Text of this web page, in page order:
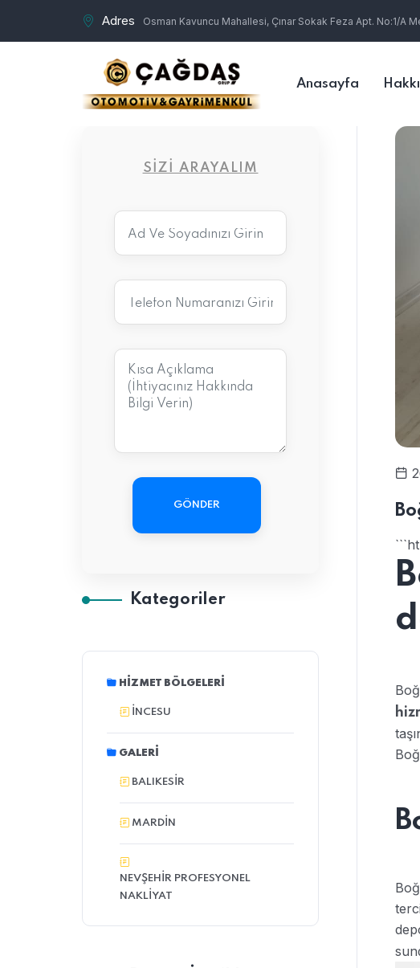
Adres Osman Kavuncu Mahallesi, Çınar Sokak Feza Apt. No:1/A
Anasayfa
SIZI ARAYALIM
GÖNDER
Kategoriler
HIZMET BÖLGELERI
İNCESU
GALERI
BALIKESIR
MARDIN
NEVŞEHIR PROFESYONEL
NAKLIYAT